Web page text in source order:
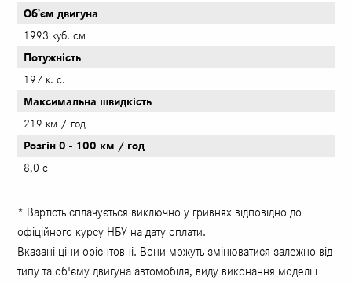
Об’єм двигуна
1993 куб. см
Потужність
197 к. с.
Максимальна швидкість
219 км / год
Розгін 0 - 100 км / год
8,0 с
* Вартість сплачується виключно у гривнях відповідно до
офіційного курсу НБУ на дату оплати.
Вказані ціни орієнтовні. Вони можуть змінюватися залежно від
типу та об'єму двигуна автомобіля, виду виконання моделі і